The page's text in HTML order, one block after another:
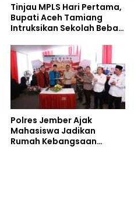
Tinjau MPLS Hari Pertama,
Bupati Aceh Tamiang
Intruksikan Sekolah Bebas
Polres Jember Ajak
Mahasiswa Jadikan
Rumah Kebangsaan